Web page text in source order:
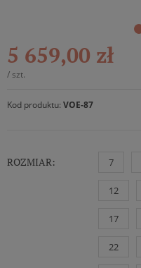
5 659,00 zł
/ szt.
Kod produktu: VOE-87
ROZMIAR: 7
12
17
22